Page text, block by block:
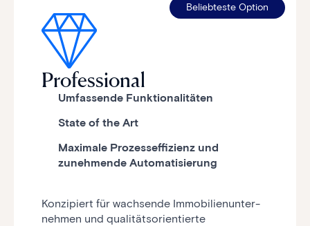
Beliebteste Option
Professional
Umfassende Funktionalitäten
State of the Art
Maximale Prozesseffizienz und
zunehmende Automatisierung
Konzipiert für wachsende Immo­bilien­unter­
nehmen und qualitätsorientierte